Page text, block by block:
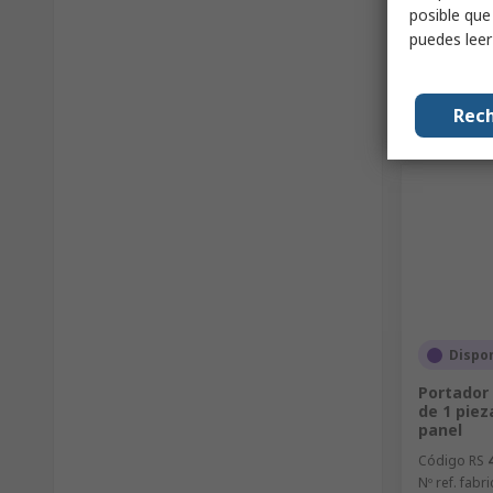
Portador
de 1
panel
Código RS
Nº ref.
posible
puedes